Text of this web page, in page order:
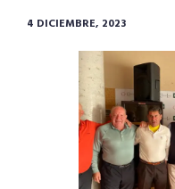
4 DICIEMBRE, 2023